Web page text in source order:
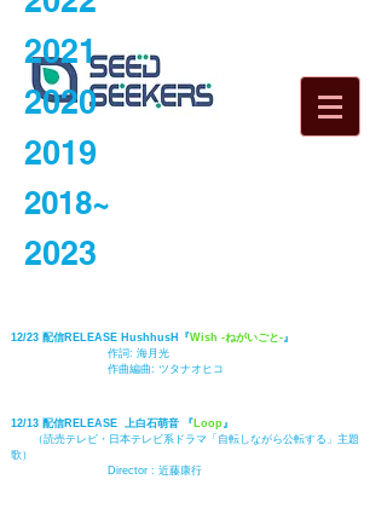
2021
2020
2019
2018~
2023
12/23 配信RELEASE HushhusH『Wish -ねがいごと-』
作詞: 海月光
作曲編曲: ツタナオヒコ
12/13 配信RELEASE 上白石萌音 『 Loop 』
（読売テレビ・日本テレビ系ドラマ「自転しながら公転する」主題
歌）
​Director : 近藤康行